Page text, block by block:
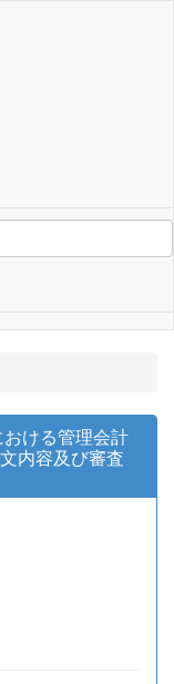
ける管理会計
内容及び審査